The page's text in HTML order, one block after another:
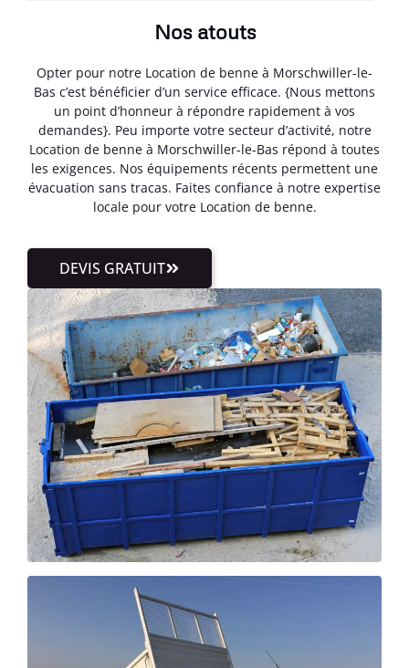
Nos atouts
Opter pour notre Location de benne à Morschwiller-le-
Bas c’est bénéficier d’un service efficace. {Nous mettons
un point d’honneur à répondre rapidement à vos
demandes}. Peu importe votre secteur d’activité, notre
Location de benne à Morschwiller-le-Bas répond à toutes
les exigences. Nos équipements récents permettent une
évacuation sans tracas. Faites confiance à notre expertise
locale pour votre Location de benne.
DEVIS GRATUIT